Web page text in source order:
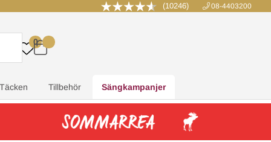
(10246) 08-4403200
0
..
Täcken Tillbehör Sängkampanjer